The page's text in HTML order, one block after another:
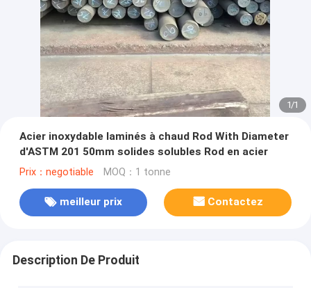
1/1
Acier inoxydable laminés à chaud Rod With Diameter
d'ASTM 201 50mm solides solubles Rod en acier
Prix：negotiable MOQ：1 tonne
meilleur prix Contactez
Description De Produit